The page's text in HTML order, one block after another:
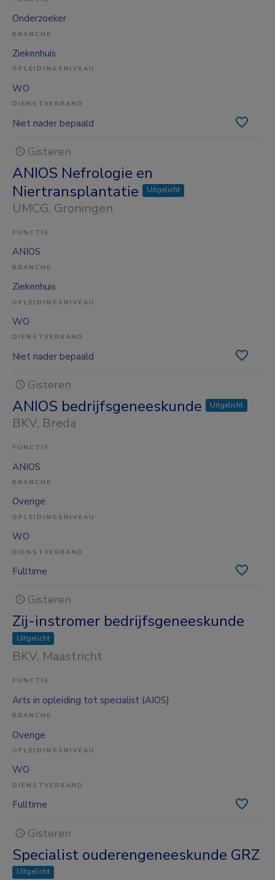
Onderzoeker
BRANCHE
Ziekenhuis
OPLEIDINGSNIVEAU
WO
DIENSTVERBAND
Niet nader bepaald
Gisteren
ANIOS Nefrologie en
Niertransplantatie
Uitgelicht
UMCG, Groningen
FUNCTIE
ANIOS
BRANCHE
Ziekenhuis
OPLEIDINGSNIVEAU
WO
DIENSTVERBAND
Niet nader bepaald
Gisteren
ANIOS bedrijfsgeneeskunde Uitgelicht
BKV, Breda
FUNCTIE
ANIOS
BRANCHE
Overige
OPLEIDINGSNIVEAU
WO
DIENSTVERBAND
Fulltime
Gisteren
Zij-instromer bedrijfsgeneeskunde
Uitgelicht
BKV, Maastricht
FUNCTIE
Arts in opleiding tot specialist (AIOS)
BRANCHE
Overige
OPLEIDINGSNIVEAU
WO
DIENSTVERBAND
Fulltime
Gisteren
Specialist ouderengeneeskunde GRZ
Uitgelicht